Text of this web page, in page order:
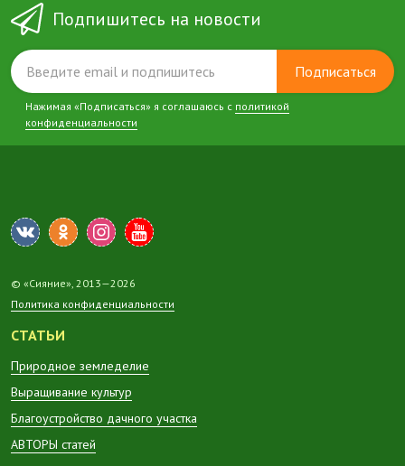
Подпишитесь на новости
Подписаться
Нажимая «Подписаться» я соглашаюсь с политикой
конфиденциальности
© «Сияние», 2013—2026
Политика конфиденциальности
СТАТЬИ
Природное земледелие
Выращивание культур
Благоустройство дачного участка
АВТОРЫ статей